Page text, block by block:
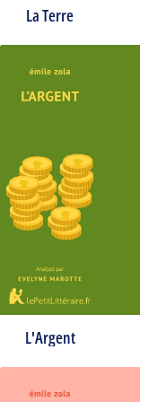
La Terre
L'Argent